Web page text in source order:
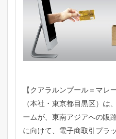
【クアラルンプール＝マ
（本社・東京都目黒区）は
ームが、 東南アジアへの販
に向けて、 電子商取引プラ